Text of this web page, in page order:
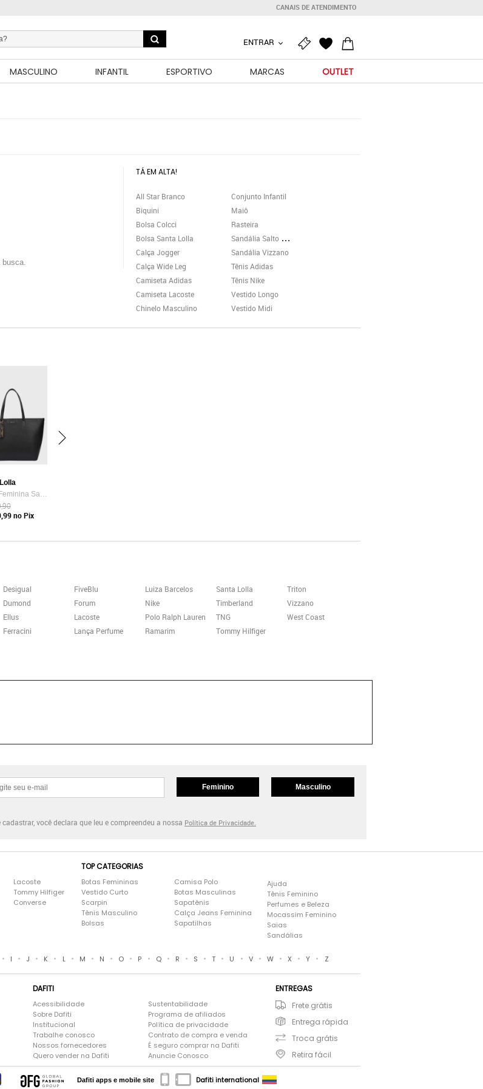
CANAIS DE ATENDIMENTO
ENTRAR
MASCULINO INFANTIL ESPORTIVO MARCAS OUTLET
busca.
TÁ EM ALTA!
All Star Branco
Biquini
Bolsa Colcci
Bolsa Santa Lolla
Calça Jogger
Calça Wide Leg
Camiseta Adidas
Camiseta Lacoste
Chinelo Masculino
Conjunto Infantil
Maiô
Rasteira
Sandália Salto Grosso
Sandália Vizzano
Tênis Adidas
Tênis Nike
Vestido Longo
Vestido Midi
Bolsa Feminina Santa Lolla Tote Preta
no Pix
Desigual
Dumond
Ellus
Ferracini
FiveBlu
Forum
Lacoste
Lança Perfume
Luiza Barcelos
Nike
Polo Ralph Lauren
Ramarim
Santa Lolla
Timberland
TNG
Tommy Hilfiger
Triton
Vizzano
West Coast
Feminino Masculino
cadastrar, você declara que leu e compreendeu a nossa Política de Privacidade.
Lacoste
Tommy Hilfiger
Converse
TOP CATEGORIAS
Botas Femininas
Vestido Curto
Scarpin
Tênis Masculino
Bolsas
Camisa Polo
Botas Masculinas
Sapatênis
Calça Jeans Feminina
Sapatilhas
Ajuda
Tênis Feminino
Perfumes e Beleza
Mocassim Feminino
Saias
Sandálias
• I • J • K • L • M • N • O • P • Q • R • S • T • U • V • W • X • Y • Z
DAFITI
Acessibilidade
Sobre Dafiti
Institucional
Trabalhe conosco
Nossos fornecedores
Quero vender na Dafiti
Sustentabilidade
Programa de afiliados
Política de privacidade
Contrato de compra e venda
É seguro comprar na Dafiti
Anuncie Conosco
ENTREGAS
Frete grátis
Entrega rápida
Troca grátis
Retira fácil
Dafiti apps e mobile site Dafiti international